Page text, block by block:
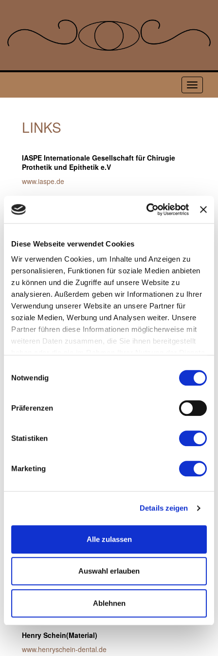
Diese Webseite verwendet Cookies
Wir verwenden Cookies, um Inhalte und Anzeigen zu
personalisieren, Funktionen für soziale Medien anbieten
zu können und die Zugriffe auf unsere Website zu
analysieren. Außerdem geben wir Informationen zu Ihrer
Verwendung unserer Website an unsere Partner für
soziale Medien, Werbung und Analysen weiter. Unsere
Partner führen diese Informationen möglicherweise mit
weiteren Daten zusammen, die Sie ihnen bereitgestellt
Notwendig
Präferenzen
Statistiken
Marketing
Details zeigen
Alle zulassen
Auswahl erlauben
Ablehnen
LINKS
IASPE Internationale Gesellschaft für Chirugie
Prothetik und Epithetik e.V
www.iaspe.de
DBVE Deutscher Bundesverband der Epithetiker e.V
www.dbve.de
www.anaplastology.org
Hessische Krebsgesellschaft
www.hessische-krebsgesellschaft.de
AMT (Hautkleber)
Cosmesil (diverse Produkte und Materialien)
www.dreve.de
Detax (Abformmasse)
Medicon (Titanplatten)
Henry Schein(Material)
www.henryschein-dental.de